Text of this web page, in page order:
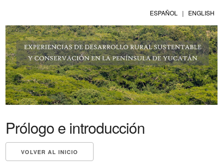
ESPAÑOL | ENGLISH
Prólogo e introducción
VOLVER AL INICIO